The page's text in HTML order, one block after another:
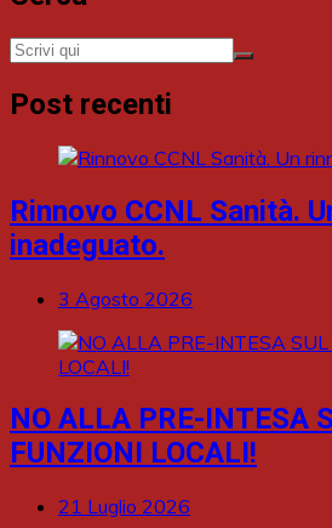
Post recenti
Rinnovo CCNL Sanità.
inadeguato.
3 Agosto 2026
NO ALLA PRE-INTESA
FUNZIONI LOCALI!
21 Luglio 2026